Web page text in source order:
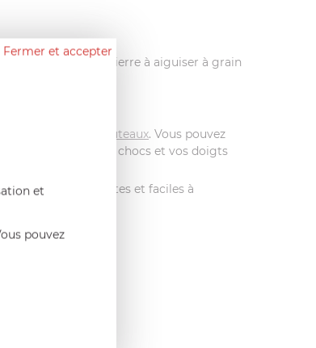
en utilisant une pierre à aiguiser à grain
de vos lames
trousse à couteaux. Vous pouvez
la lame des chocs et vos doigts
sont très robustes et faciles à
de cuisine,
Fermer et accepter
et
pouvez